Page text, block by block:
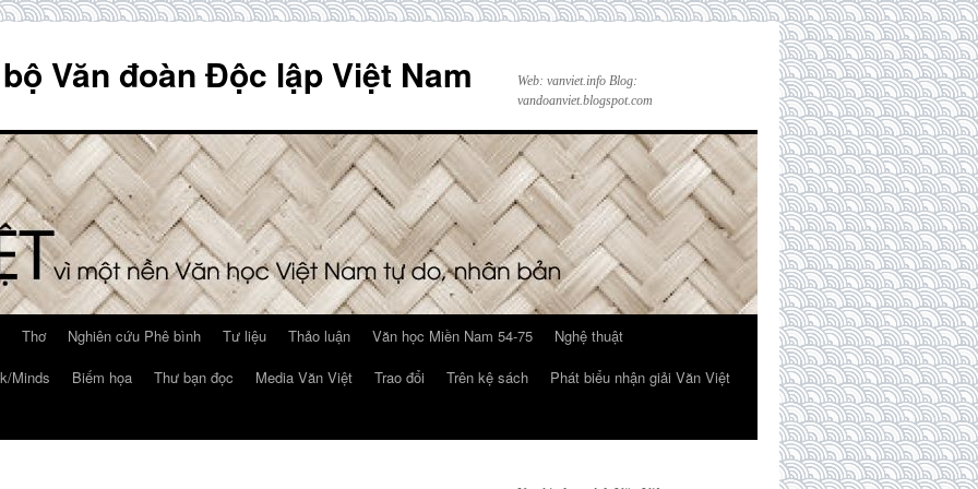
Văn đoàn Độc lập Việt Nam
Web: vanviet.info Blog:
vandoanviet.blogspot.com
Thơ Nghiên cứu Phê bình Tư liệu Thảo luận Văn học Miền Nam 54-75
Nghệ thuật
Minds Biếm họa Thư bạn đọc Media Văn Việt Trao đổi Trên kệ sách
Phát biểu nhận giải Văn Việt